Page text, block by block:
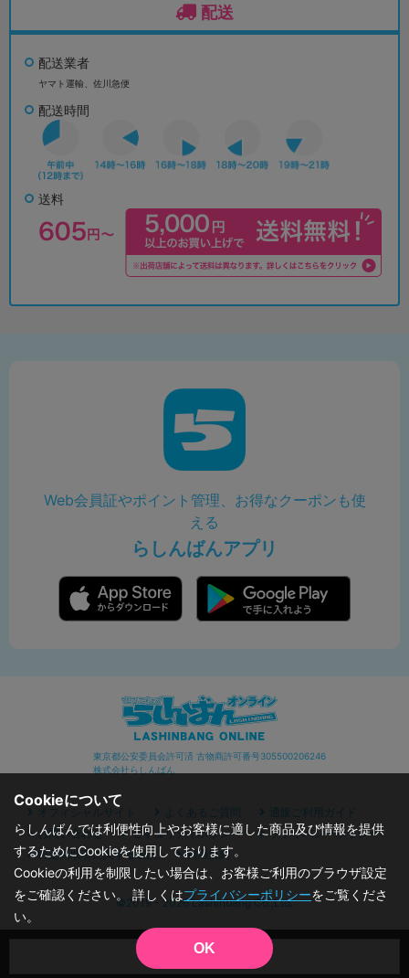
品切状態
配送
配送業者
ヤマト運輸、佐川急便
配送時間
送料
Web会員証やポイント管理、お得なクーポンも使
える
らしんばんアプリ
東京都公安委員会許可済 古物商許可番号305500206246
株式会社らしんばん
オフィシャルサイト よくあるご質問
通販ご利用ガイド
お問い合わせ
セキュリティポリシー
プライバシーポリシー
特定商取引に関する表記
利用規約
©2019 - 2026 Lashinbang Co.,Ltd.
Cookieについて
らしんばんでは利便性向上やお客様に適した商品及び情報を提供
するためにCookieを使用しております。
Cookieの利用を制限したい場合は、お客様ご利用のブラウザ設定
をご確認ください。 詳しくはプライバシーポリシーをご覧くださ
い。
OK